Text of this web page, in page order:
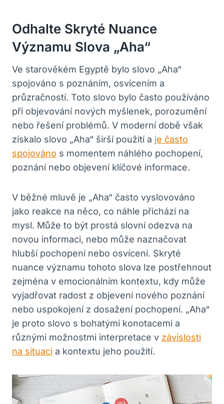
Odhalte Skryté Nuance
Významu Slova „Aha“
Ve starověkém Egyptě bylo slovo „Aha“
spojováno s poznáním, osvícením a
průzračností.⁢ Toto slovo bylo často používáno
při objevování nových myšlenek,‍ porozumění
nebo ⁣řešení problémů. V moderní době však
získalo slovo „Aha“ širší použití a‌ je často
spojováno ⁢s momentem náhlého pochopení,
poznání nebo objevení klíčové informace.
V běžné mluvě je „Aha“ často vyslovováno
jako reakce na něco, co náhle ​přichází na
mysl. Může to být prostá⁢ slovní odezva na
‍novou informaci, nebo⁣ může​ naznačovat
hlubší pochopení‍ nebo osvícení. ‌Skryté
nuance významu tohoto slova lze postřehnout
zejména v emocionálním kontextu, kdy může
vyjadřovat radost z objevení nového poznání
nebo uspokojení z dosažení pochopení. „Aha“
je proto slovo s bohatými konotacemi ‌a⁤
různými⁤ možnostmi interpretace v závislosti
na situaci a kontextu jeho použití.